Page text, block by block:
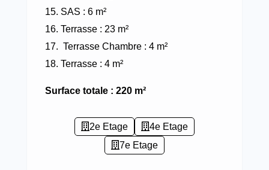
SAS : 6 m²
Terrasse : 23 m²
Terrasse Chambre : 4 m²
Terrasse : 4 m²
Surface totale : 220 m²
2e Etage
4e Etage
7e Etage